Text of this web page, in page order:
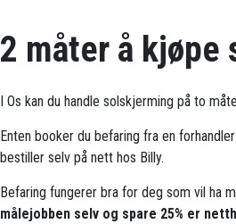
2 måter å kjøpe
I Os kan du handle solskjerming på to
Enten booker du befaring fra en
bestiller selv på nett hos Billy.
Befaring fungerer bra for deg som vil ha
målejobben selv og spare 25% er